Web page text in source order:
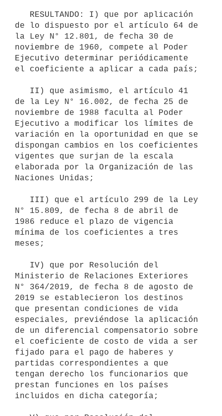
de lo dispuesto por el artículo 64 de
la Ley N° 12.801, de fecha 30 de
noviembre de 1960, compete al Poder
Ejecutivo determinar periódicamente
el coeficiente a aplicar a cada país;
de la Ley N° 16.002, de fecha 25 de
noviembre de 1988 faculta al Poder
Ejecutivo a modificar los límites de
variación en la oportunidad en que se
dispongan cambios en los coeficientes
vigentes que surjan de la escala
elaborada por la Organización de las
Naciones Unidas;
N° 15.809, de fecha 8 de abril de
1986 reduce el plazo de vigencia
mínima de los coeficientes a tres
meses;
Ministerio de Relaciones Exteriores
N° 364/2019, de fecha 8 de agosto de
2019 se establecieron los destinos
que presentan condiciones de vida
especiales, previéndose la aplicación
de un diferencial compensatorio sobre
el coeficiente de costo de vida a ser
fijado para el pago de haberes y
partidas correspondientes a que
tengan derecho los funcionarios que
prestan funciones en los países
incluidos en dicha categoría;